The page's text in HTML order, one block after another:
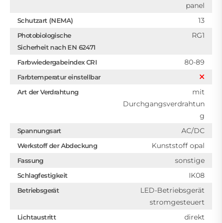
panel
Schutzart (NEMA) 13
Photobiologische
Sicherheit nach EN 62471
RG1
Farbwiedergabeindex CRI 80-89
Farbtemperatur einstellbar
Art der Verdrahtung
mit
Durchgangsverdrahtun
g
Spannungsart AC/DC
Werkstoff der Abdeckung Kunststoff opal
Fassung sonstige
Schlagfestigkeit IK08
Betriebsgerät
LED-Betriebsgerät
stromgesteuert
Lichtaustritt direkt